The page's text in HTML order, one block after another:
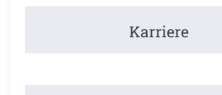
Karriere